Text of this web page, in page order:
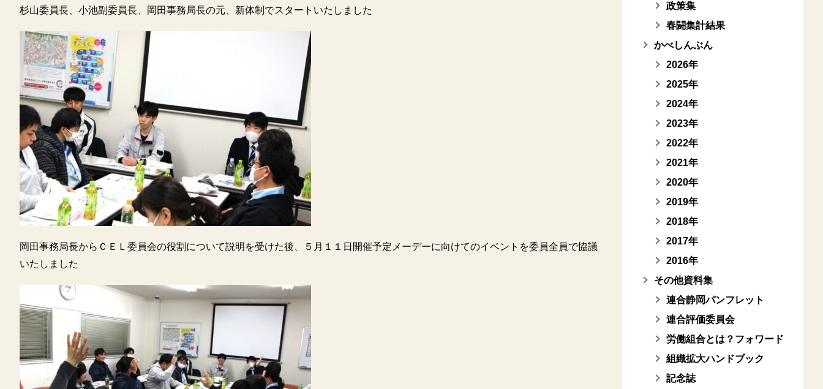
杉山委員長、小池副委員長、岡田事務局長の元、新体制でスタートいたしました
岡田事務局長からＣＥＬ委員会の役割について説明を受けた後、５月１１日開催予定メーデーに向けてのイベントを委員全員で協議
いたしました
政策集
春闘集計結果
かべしんぶん
2026年
2025年
2024年
2023年
2022年
2021年
2020年
2019年
2018年
2017年
2016年
その他資料集
連合静岡パンフレット
連合評価委員会
労働組合とは？フォワード
組織拡大ハンドブック
記念誌